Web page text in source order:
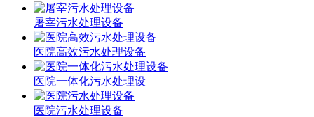
屠宰污水处理设备
医院高效污水处理设备
医院一体化污水处理设
医院污水处理设备